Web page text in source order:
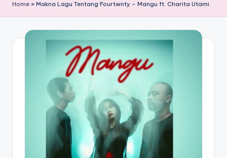
Home » Makna Lagu Tentang Fourtwnty – Mangu ft. Charita Utami